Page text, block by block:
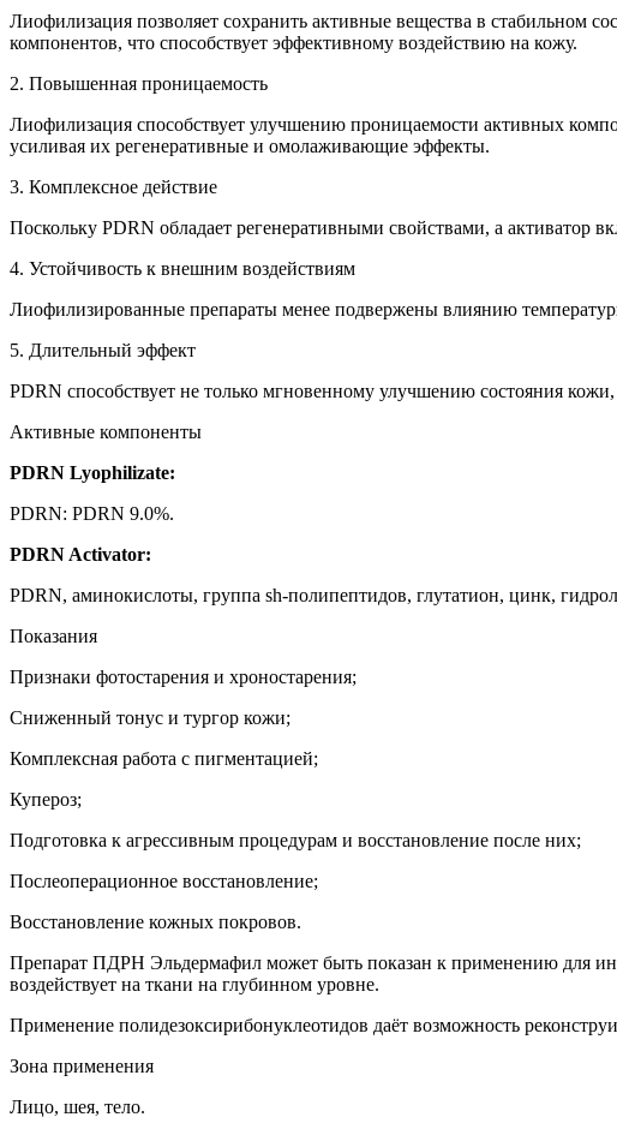
Лиофилизация позволяет сохранить активные вещества в стабильном
компонентов, что способствует эффективному воздействию на кожу.
2. Повышенная проницаемость
Лиофилизация способствует улучшению проницаемости активных
усиливая их регенеративные и омолаживающие эффекты.
3. Комплексное действие
Поскольку PDRN обладает регенеративными свойствами, а активатор
4. Устойчивость к внешним воздействиям
Лиофилизированные препараты менее подвержены влиянию
5. Длительный эффект
PDRN способствует не только мгновенному улучшению состояния
Активные компоненты
PDRN Lyophilizate:
PDRN: PDRN 9.0%.
PDRN Activator:
PDRN, аминокислоты, группа sh-полипептидов, глутатион, цинк,
Показания
Признаки фотостарения и хроностарения;
Сниженный тонус и тургор кожи;
Комплексная работа с пигментацией;
Купероз;
Подготовка к агрессивным процедурам и восстановление после них;
Послеоперационное восстановление;
Восстановление кожных покровов.
Препарат ПДРН Эльдермафил может быть показан к применению для
воздействует на ткани на глубинном уровне.
Применение полидезоксирибонуклеотидов даёт возможность
Зона применения
Лицо, шея, тело.